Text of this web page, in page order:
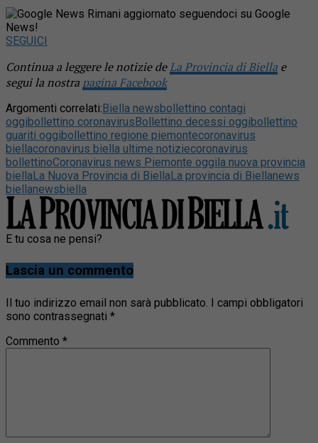
Rimani aggiornato seguendoci su Google
News!
SEGUICI
Continua a leggere le notizie deLa Provincia di Biella e
segui la nostra pagina Facebook
Argomenti correlati:Biella newsbollettino contagi
oggibollettino coronavirusBollettino decessi oggibollettino
guariti oggibollettino regione piemontecoronavirus
biellacoronavirus biella ultime notiziecoronavirus
bollettinoCoronavirus news Piemonte oggila nuova provincia
biellaLa Nuova Provincia di BiellaLa provincia di Biellanews
biellanewsbiella
E tu cosa ne pensi?
Lascia un commento
Il tuo indirizzo email non sarà pubblicato.
I campi obbligatori
sono contrassegnati *
Commento *